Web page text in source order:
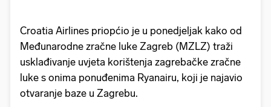
Croatia Airlines priopćio je u ponedjeljak kako od
Međunarodne zračne luke Zagreb (MZLZ) traži
usklađivanje uvjeta korištenja zagrebačke zračne
luke s onima ponuđenima Ryanairu, koji je najavio
otvaranje baze u Zagrebu.